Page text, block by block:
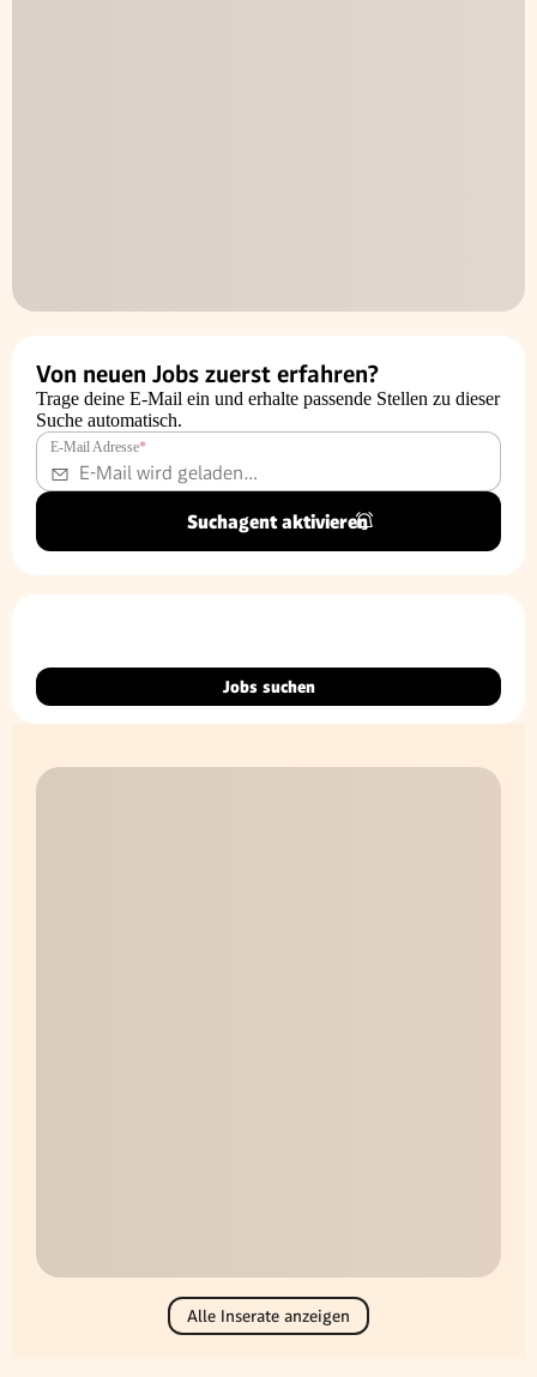
Von neuen Jobs zuerst erfahren?
Trage deine E-Mail ein und erhalte passende Stellen zu dieser
Suche automatisch.
E-Mail Adresse*
Suchagent aktivieren
Jobs suchen
Alle Inserate anzeigen